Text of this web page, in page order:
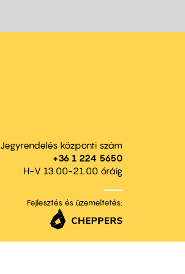
Jegyrendelés központi szám
+36 1 224 5650
H-V 13.00-21.00 óráig
Fejlesztés és üzemeltetés: